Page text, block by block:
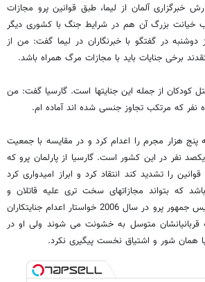
خبرگزاری آلمان از لیما، طبق قوانین پرو مجازات
خیانت بزرگ آن هم در شرایط جنگ با کشوری دیگر
دوشنبه در گفتگو با خبرنگاران در لیما گفت: من از
برخی جنایات باید با مجازات مرگ همراه باشد.
کودکان از جمله این جنایتها است. گارسیا گفت: من
نفر که مرتکب تجاوز جنسی شده اند آماده ام.
هزار مجرم را اعدام کرد و در مقایسه با جمعیت
نفر در این کشور است. گارسیا از پارلمان پرو که
را تشدید کند انتقاد کرد و ابراز امیدواری کرد
که بتواند مجازاتهای سخت تری علیه قاتلان و
جنایتکاران در نظر بگیرد. رئیس جمهور پرو در سال 2006 خواستار اعدام جنایتکاران
متوسل به خشونت می شوند ولی او در
همان شور و اشتیاق نخست پیگیری نکرد.